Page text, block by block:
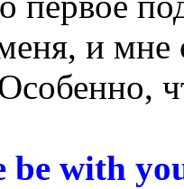
и мне
be with